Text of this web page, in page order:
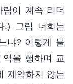
이 계속 리더
.) 그럼 너희는
냐? 이렇게 물
악을 행하며 교
제약하지 않는